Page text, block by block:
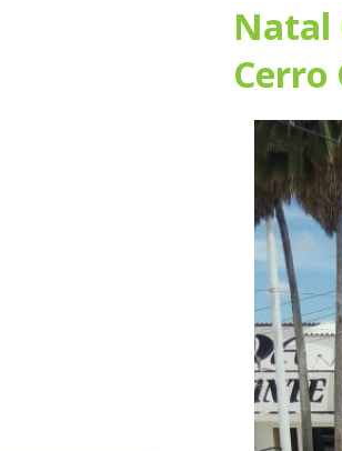
Natal
Cerro